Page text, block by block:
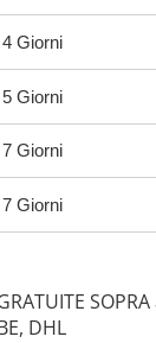
4 Giorni
5 Giorni
7 Giorni
7 Giorni
SOPRA
DHL